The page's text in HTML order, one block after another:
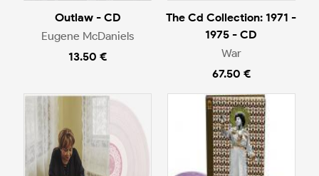
Outlaw - CD
Eugene McDaniels
13.50 €
The Cd Collection: 1971 -
1975 - CD
War
67.50 €